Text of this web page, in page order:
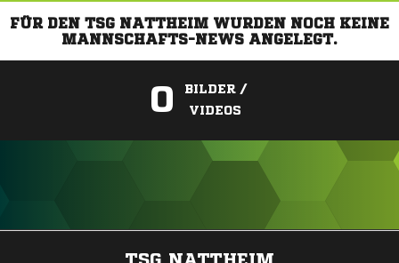
FÜR DEN TSG NATTHEIM WURDEN NOCH KEINE
MANNSCHAFTS-NEWS ANGELEGT.
0
BILDER /
VIDEOS